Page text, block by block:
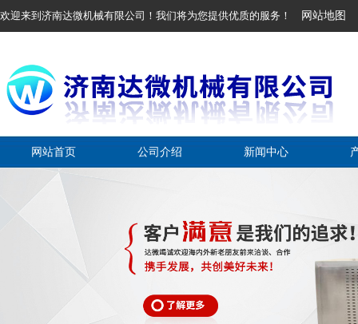
欢迎来到济南达微机械有限公司！我们将为您提供优质的服务！ 网站地图
网站首页 公司介绍 新闻中心